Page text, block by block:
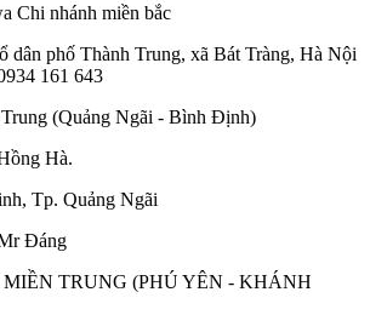
Chi nhánh miền bắc
dân phố Thành Trung, xã Bát Tràng, Hà Nội
161 643
(Quảng Ngãi - Bình Định)
Hà.
Tp. Quảng Ngãi
Đáng
TRUNG (PHÚ YÊN - KHÁNH